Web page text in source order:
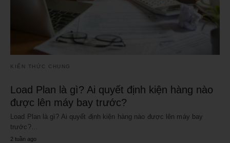
KIẾN THỨC CHUNG
Load Plan là gì? Ai quyết định kiện hàng nào
được lên máy bay trước?
Load Plan là gì? Ai quyết định kiện hàng nào được lên máy bay
trước?…
2 tuần ago